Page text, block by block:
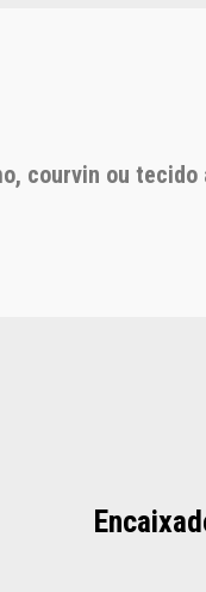
courvin ou tecido